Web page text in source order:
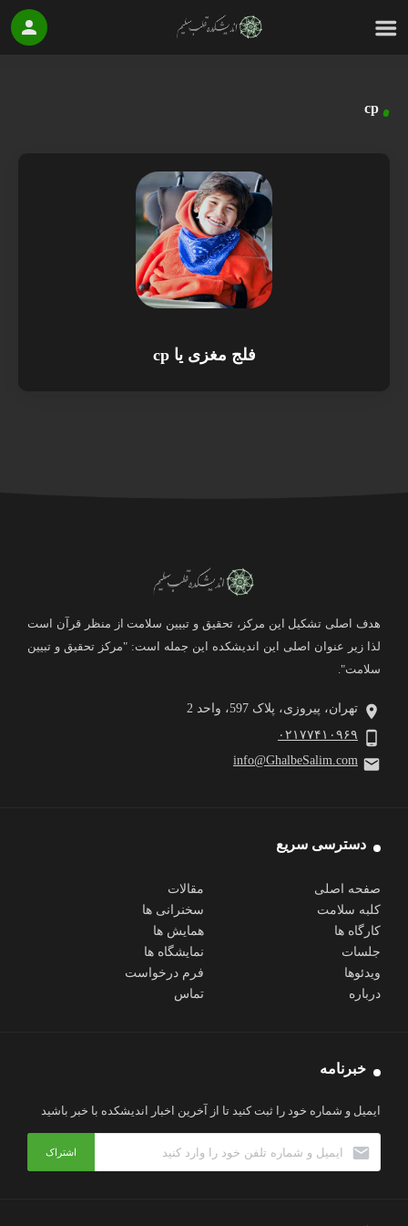
cp
فلج مغزی یا cp
هدف اصلی تشکیل این مرکز، تحقیق و تبیین سلامت از منظر قرآن است
لذا زیر عنوان اصلی این اندیشکده این جمله است: "مرکز تحقیق و تبیین
سلامت".
تهران، پیروزی، پلاک 597، واحد 2
۰۲۱۷۷۴۱۰۹۶۹
info@GhalbeSalim.com
دسترسی سریع
صفحه اصلی
مقالات
کلبه سلامت
سخنرانی ها
کارگاه ها
همایش ها
جلسات
نمایشگاه ها
ویدئوها
فرم درخواست
درباره
تماس
خبرنامه
ایمیل و شماره خود را ثبت کنید تا از آخرین اخبار اندیشکده با خبر باشید